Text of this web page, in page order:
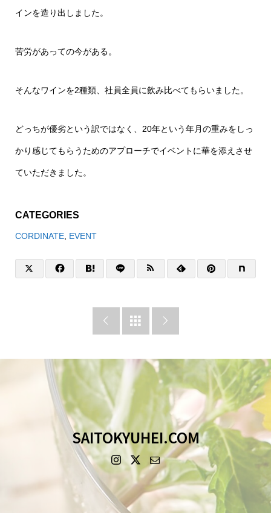
インを造り出しました。
苦労があっての今がある。
そんなワインを2種類、社員全員に飲み比べてもらいました。
どっちが優劣という訳ではなく、20年という年月の重みをしっ
かり感じてもらうためのアプローチでイベントに華を添えさせ
ていただきました。
CATEGORIES
CORDINATE, EVENT
  
SAITOKYUHEI.COM